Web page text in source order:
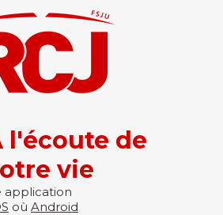
l'écoute de
vie
application
où Android